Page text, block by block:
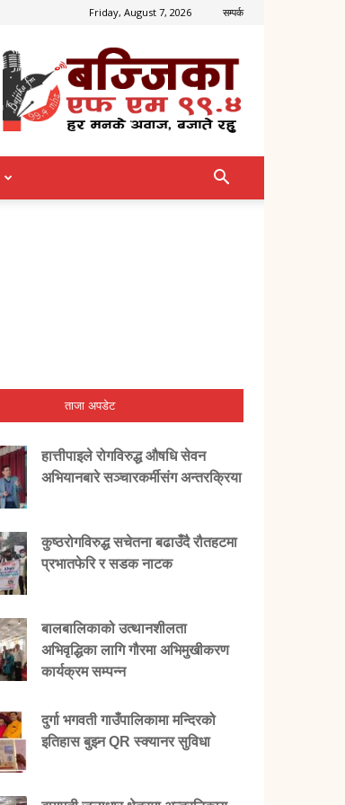
Friday, August 7, 2026 सम्पर्क
ताजा अपडेट
हात्तीपाइले रोगविरुद्ध औषधि सेवन
अभियानबारे सञ्चारकर्मीसंग अन्तरक्रिया
कुष्ठरोगविरुद्ध सचेतना बढाउँदै रौतहटमा
प्रभातफेरि र सडक नाटक
बालबालिकाको उत्थानशीलता
अभिवृद्धिका लागि गौरमा अभिमुखीकरण
कार्यक्रम सम्पन्न
दुर्गा भगवती गाउँपालिकामा मन्दिरको
इतिहास बुझ्न QR स्क्यानर सुविधा